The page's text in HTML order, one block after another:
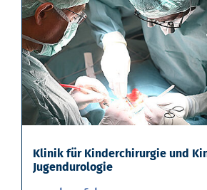
Klinik für Kinderchirurgie und
Jugendurologie